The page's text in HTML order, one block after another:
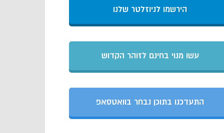
הירשמו לניוזלטר שלנו
עשו מנוי בחינם לזוהר הקדוש
התעדכנו בתוכן נבחר בוואטסאפ